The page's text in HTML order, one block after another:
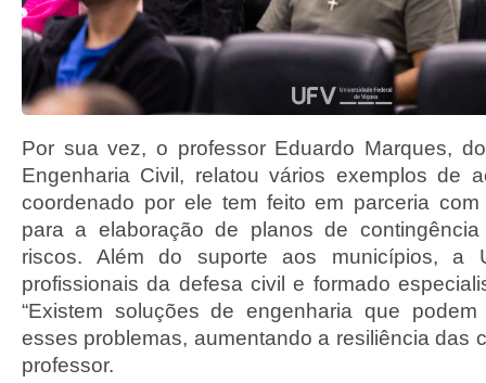
Por sua vez, o professor Eduardo Marques,
Engenharia Civil, relatou vários exemplos de
coordenado por ele tem feito em parceria
para a elaboração de planos de
riscos. Além do suporte aos municípios, a
profissionais da defesa civil e formado
“Existem soluções de engenharia que
esses problemas, aumentando a resiliência das
professor.